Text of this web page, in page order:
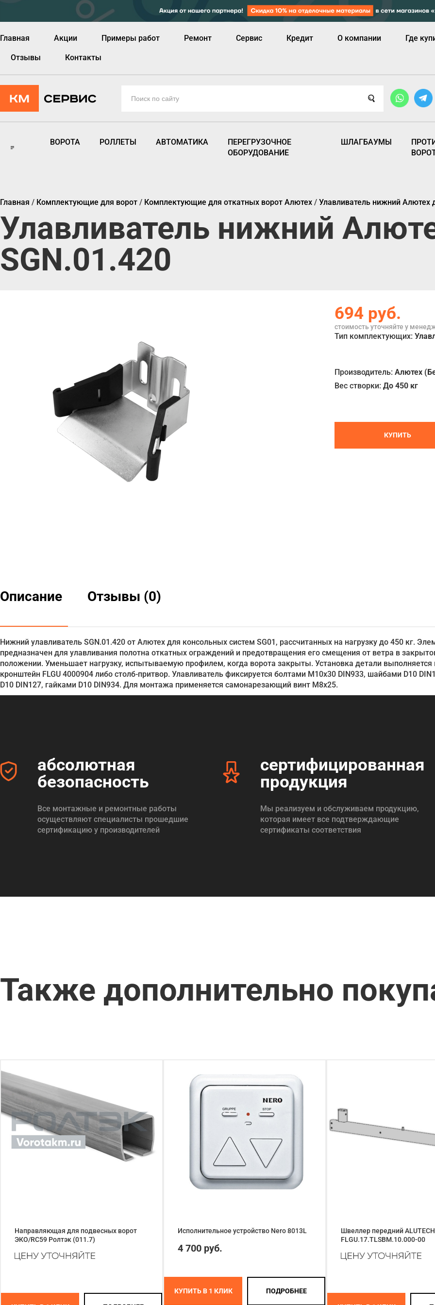
Главная Акции Примеры работ Ремонт Сервис Кредит О компании Где
Отзывы Контакты
ВОРОТА РОЛЛЕТЫ АВТОМАТИКА
ПЕРЕГРУЗОЧНОЕ
ОБОРУДОВАНИЕ
ШЛАГБАУМЫ
Главная / Комплектующие для ворот / Комплектующие для откатных ворот Алютех / Улавливатель нижний Алютех
Улавливатель нижний
SGN.01.420
694 руб.
стоимость уточняйте у
Тип комплектующих:
Производитель:Алютех
Вес створки:До 450 кг
КУПИТЬ
Описание Отзывы (0)
Нижний улавливатель SGN.01.420 от Алютех для консольных систем SG01, рассчитанных на нагрузку до 450 кг.
предназначен для улавливания полотна откатных ограждений и предотвращения его смещения от ветра в
положении. Уменьшает нагрузку, испытываемую профилем, когда ворота закрыты. Установка детали выполняется
кронштейн FLGU 4000904 либо столб-притвор. Улавливатель фиксируется болтами М10х30 DIN933, шайбами D10
D10 DIN127, гайками D10 DIN934. Для монтажа применяется самонарезающий винт М8х25.
абсолютная
безопасность
Все монтажные и ремонтные работы
осуществляют специалисты прошедшие
сертификацию у производителей
сертифицированная
продукция
Мы реализуем и обслуживаем продукцию,
которая имеет все подтверждающие
сертификаты соответствия
Также дополнительно
Направляющая для подвесных ворот
ЭКО/RC59 Ролтэк (011.7)
Исполнительное устройство Nero 8013L
4 700 руб.
КУПИТЬ В 1 КЛИК ПОДРОБНЕЕ
Швеллер передний ALUTECH
FLGU.17.TLSBM.10.000-00